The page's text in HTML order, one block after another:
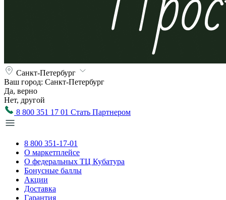
Санкт-Петербург
Ваш город: Санкт-Петербург
Да, верно
Нет, другой
8 800 351 17 01 Стать Партнером
8 800 351-17-01
О маркетплейсе
О федеральных ТЦ Кубатура
Бонусные баллы
Акции
Доставка
Гарантия